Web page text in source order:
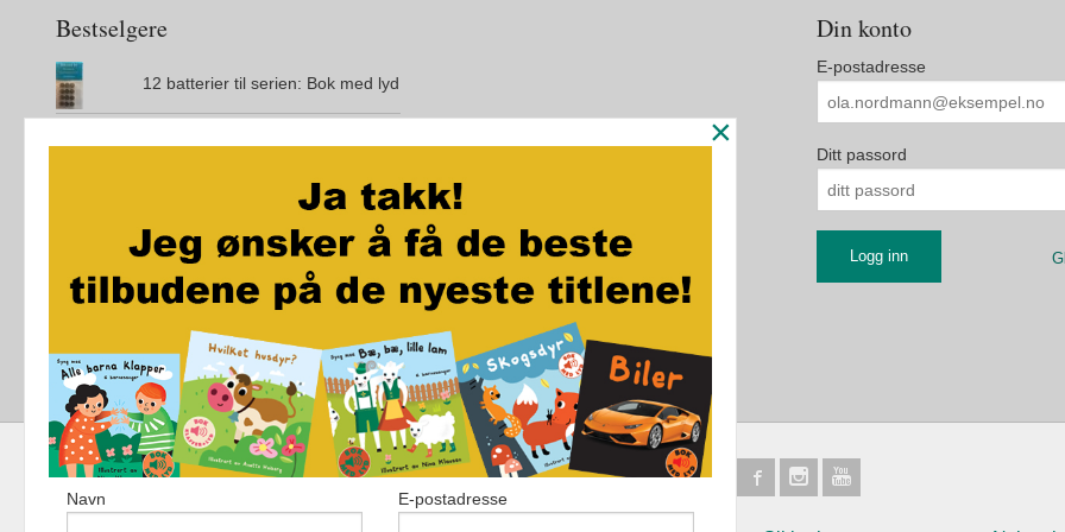
Bestselgere
12 batterier til serien: Bok med lyd
Den magiske øya
City Maze - London - Brettspill
Jo vil ikke bæsje på do
Din konto
E-postadresse
Ditt passord
×
Navn E-postadresse